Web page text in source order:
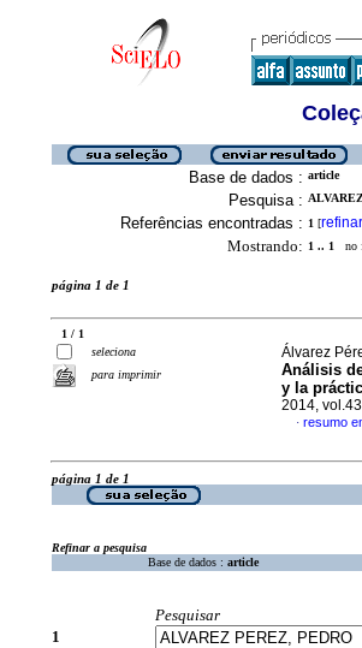
Base de dados : article
Pesquisa :
Referências encontradas : 1 [refinar
Mostrando: 1 .. 1 no
página 1 de 1
1 / 1
seleciona
para imprimir
Álvarez
Análisis
y la
2014,
· resumo
página 1 de 1
Refinar a pesquisa
Base de dados : article
Pesquisar
1